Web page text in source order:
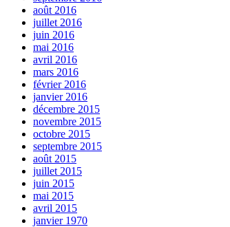
août 2016
juillet 2016
juin 2016
mai 2016
avril 2016
mars 2016
février 2016
janvier 2016
décembre 2015
novembre 2015
octobre 2015
septembre 2015
août 2015
juillet 2015
juin 2015
mai 2015
avril 2015
janvier 1970